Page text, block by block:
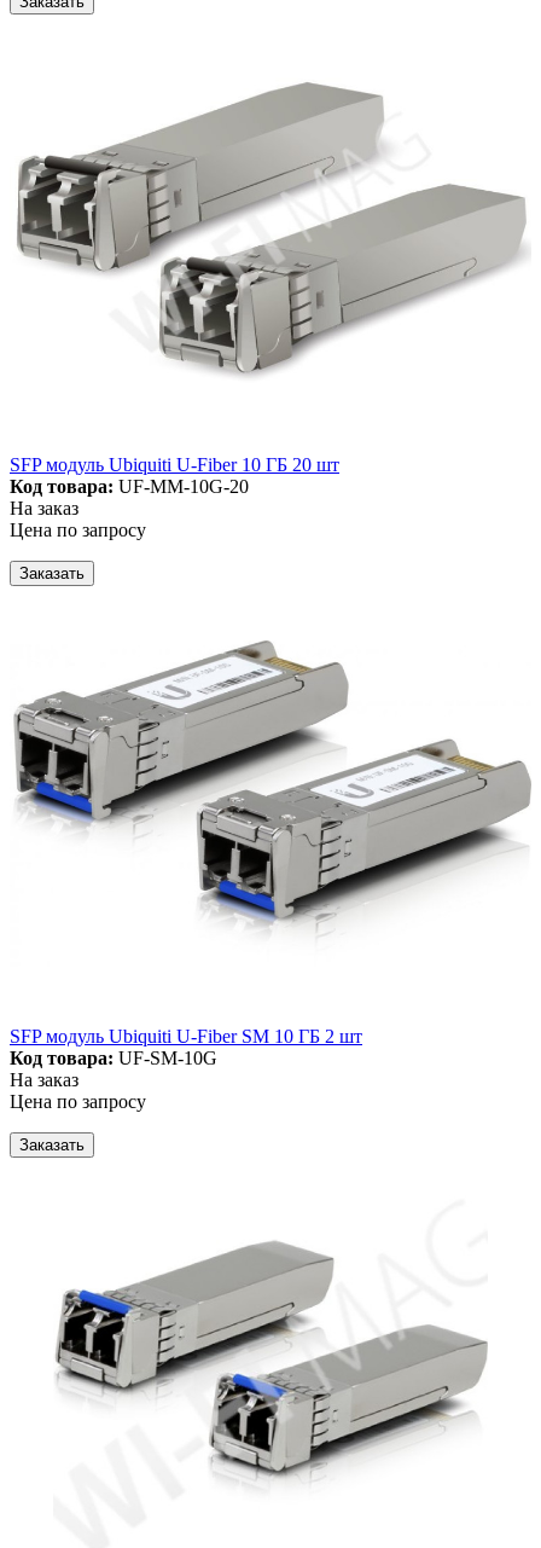
SFP модуль Ubiquiti U-Fiber 10 ГБ 20 шт
Код товара: UF-MM-10G-20
На заказ
Цена по запросу
Заказать
SFP модуль Ubiquiti U-Fiber SM 10 ГБ 2 шт
Код товара: UF-SM-10G
На заказ
Цена по запросу
Заказать